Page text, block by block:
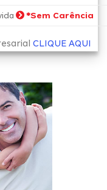
*Sem Carência
CLIQUE AQUI